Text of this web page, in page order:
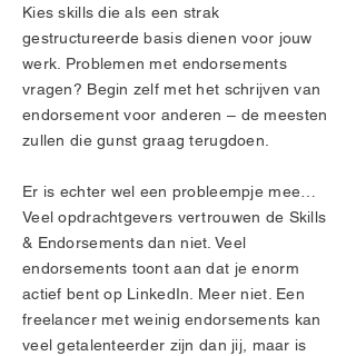
Kies skills die als een strak
gestructureerde basis dienen voor jouw
werk. Problemen met endorsements
vragen? Begin zelf met het schrijven van
endorsement voor anderen – de meesten
zullen die gunst graag terugdoen.
Er is echter wel een probleempje mee…
Veel opdrachtgevers vertrouwen de Skills
& Endorsements dan niet. Veel
endorsements toont aan dat je enorm
actief bent op LinkedIn. Meer niet. Een
freelancer met weinig endorsements kan
veel getalenteerder zijn dan jij, maar is